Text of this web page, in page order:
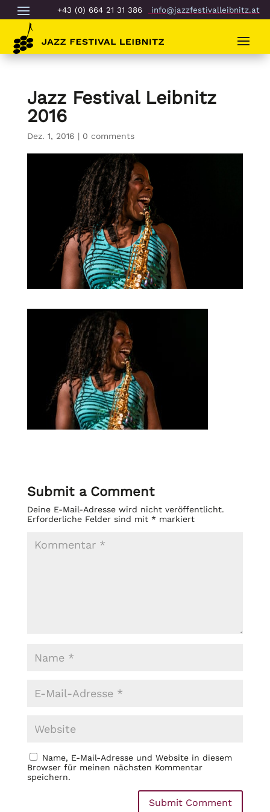
+43 (0) 664 21 31 386 info@jazzfestivalleibnitz.at
Jazz Festival Leibnitz
2016
Dez. 1, 2016 | 0 comments
Submit a Comment
Deine E-Mail-Adresse wird nicht veröffentlicht.
Erforderliche Felder sind mit *markiert
Name, E-Mail-Adresse und Website in diesem
Browser für meinen nächsten Kommentar
speichern.